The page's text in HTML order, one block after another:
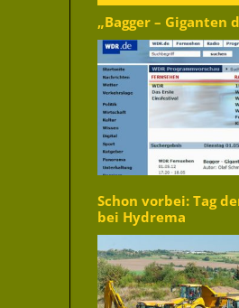
„Bagger – Giganten
Schon vorbei: Tag
bei Hydrema